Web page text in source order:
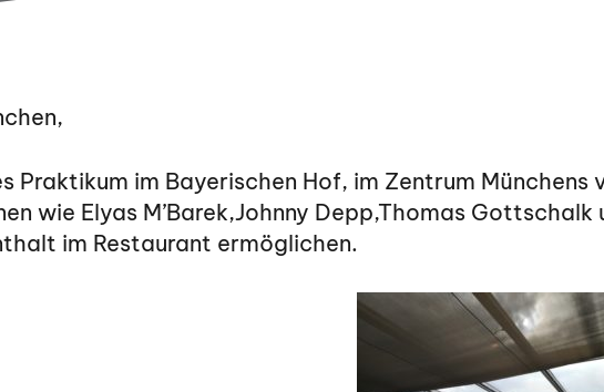
Praktikum im Bayerischen Hof, im Zentrum
wie Elyas M’Barek,Johnny Depp,Thomas
im Restaurant ermöglichen.